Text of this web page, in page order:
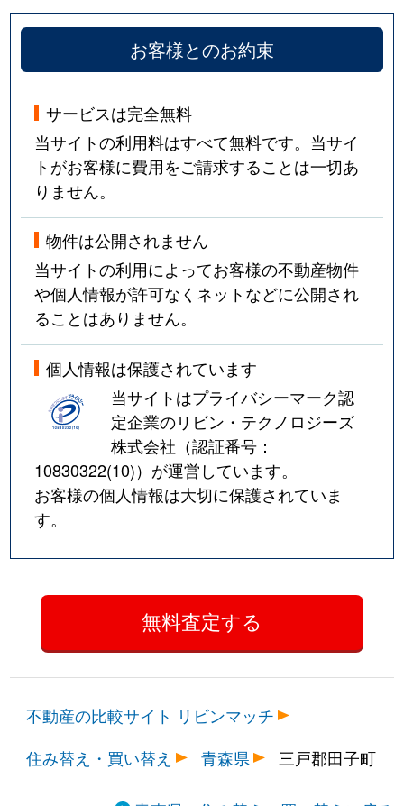
お客様とのお約束
サービスは完全無料
当サイトの利用料はすべて無料です。当サイ
トがお客様に費用をご請求することは一切あ
りません。
物件は公開されません
当サイトの利用によってお客様の不動産物件
や個人情報が許可なくネットなどに公開され
ることはありません。
個人情報は保護されています
当サイトはプライバシーマーク認
定企業のリビン・テクノロジーズ
株式会社（認証番号：
10830322(10)）が運営しています。
お客様の個人情報は大切に保護されていま
す。
不動産の比較サイト リビンマッチ
住み替え・買い替え
青森県 三戸郡田子町